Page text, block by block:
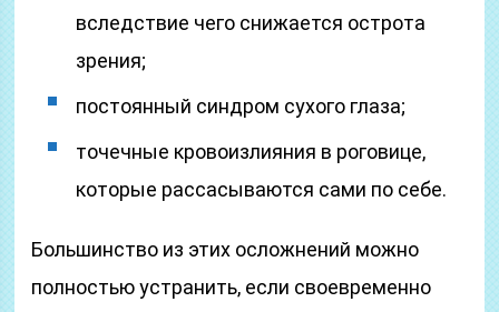
вследствие чего снижается острота
зрения;
постоянный синдром сухого глаза;
точечные кровоизлияния в роговице,
которые рассасываются сами по себе.
Большинство из этих осложнений можно
полностью устранить, если своевременно